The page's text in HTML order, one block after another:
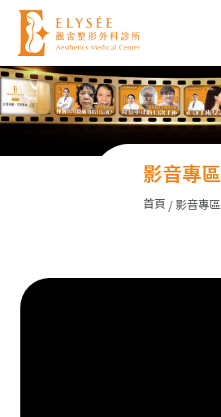
影音專區
首頁 影音專區